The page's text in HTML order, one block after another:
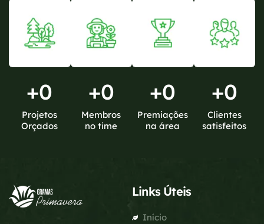
+0
Projetos
Orçados
+0
Membros
no time
+0
Premiações
na área
+0
Clientes
satisfeitos
Links Úteis
Início